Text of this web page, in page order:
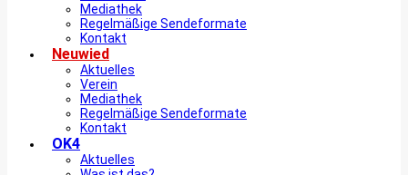
Mediathek
Regelmäßige Sendeformate
Kontakt
Neuwied
Aktuelles
Verein
Mediathek
Regelmäßige Sendeformate
Kontakt
OK4
Aktuelles